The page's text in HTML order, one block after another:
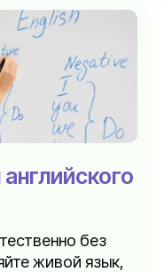
без
живой язык,